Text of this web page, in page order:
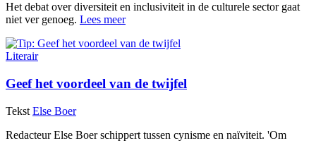
Het debat over diversiteit en inclusiviteit in de culturele sector gaat
niet ver genoeg. Lees meer
Literair
Geef het voordeel van de twijfel
Tekst Else Boer
Redacteur Else Boer schippert tussen cynisme en naïviteit. 'Om